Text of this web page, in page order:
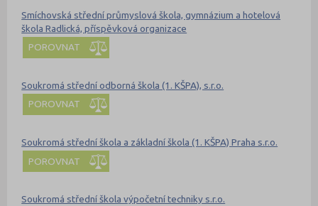
Smíchovská střední průmyslová škola, gymnázium a hotelová
škola Radlická, příspěvková organizace
POROVNAT
Soukromá střední odborná škola (1. KŠPA), s.r.o.
POROVNAT
Soukromá střední škola a základní škola (1. KŠPA) Praha s.r.o.
POROVNAT
Soukromá střední škola výpočetní techniky s.r.o.